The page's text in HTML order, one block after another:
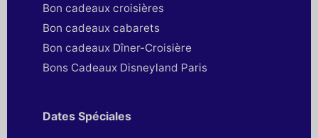
Bon cadeaux croisières
Bon cadeaux cabarets
Bon cadeaux Dîner-Croisière
Bons Cadeaux Disneyland Paris
Dates Spéciales